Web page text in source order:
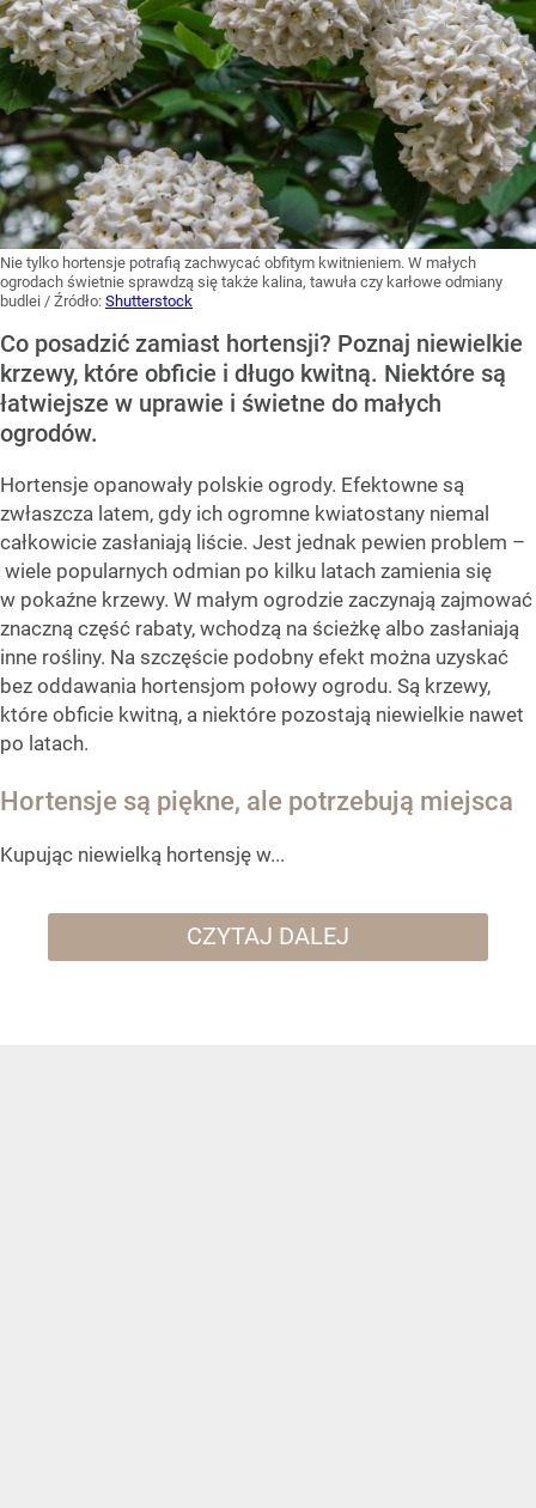
Nie tylko hortensje potrafią zachwycać obfitym kwitnieniem. W małych
ogrodach świetnie sprawdzą się także kalina, tawuła czy karłowe odmiany
budlei / Źródło: Shutterstock
Co posadzić zamiast hortensji? Poznaj niewielkie
krzewy, które obficie i długo kwitną. Niektóre są
łatwiejsze w uprawie i świetne do małych
ogrodów.
Hortensje opanowały polskie ogrody. Efektowne są
zwłaszcza latem, gdy ich ogromne kwiatostany niemal
całkowicie zasłaniają liście. Jest jednak pewien problem –
wiele popularnych odmian po kilku latach zamienia się
w pokaźne krzewy. W małym ogrodzie zaczynają zajmować
znaczną część rabaty, wchodzą na ścieżkę albo zasłaniają
inne rośliny. Na szczęście podobny efekt można uzyskać
bez oddawania hortensjom połowy ogrodu. Są krzewy,
które obficie kwitną, a niektóre pozostają niewielkie nawet
po latach.
Hortensje są piękne, ale potrzebują miejsca
Kupując niewielką hortensję w...
CZYTAJ DALEJ